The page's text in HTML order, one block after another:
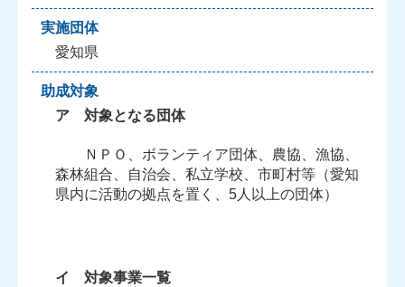
実施団体
愛知県
助成対象
ア 対象となる団体
ＮＰＯ、ボランティア団体、農協、漁協、
森林組合、自治会、私立学校、市町村等（愛知
県内に活動の拠点を置く、5人以上の団体）
イ 対象事業一覧